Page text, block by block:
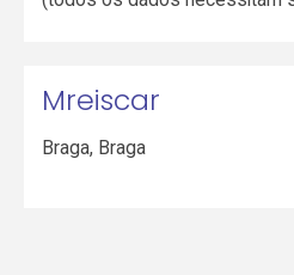
Mreiscar
Braga, Braga